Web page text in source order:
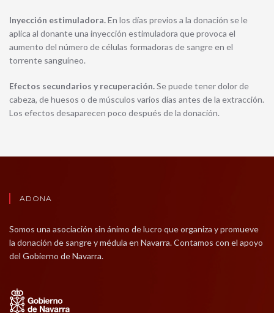
Inyección estimuladora.En los días previos a la donación se le
aplica al donante una inyección estimuladora que provoca el
aumento del número de células formadoras de sangre en el
torrente sanguíneo.
Efectos secundarios y recuperación.Se puede tener dolor de
cabeza, de huesos o de músculos varios días antes de la extracción.
Los efectos desaparecen poco después de la donación.
ADONA
Somos una asociación sin ánimo de lucro que organiza y promueve
la donación de sangre y médula en Navarra. Contamos con el apoyo
del Gobierno de Navarra.